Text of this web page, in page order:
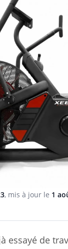
, mis à jour le 1
essayé de